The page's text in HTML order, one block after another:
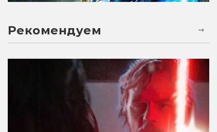
Рекомендуем